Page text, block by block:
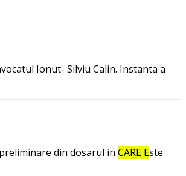
Ionut- Silviu Calin. Instanta a
din dosarul in CARE Este